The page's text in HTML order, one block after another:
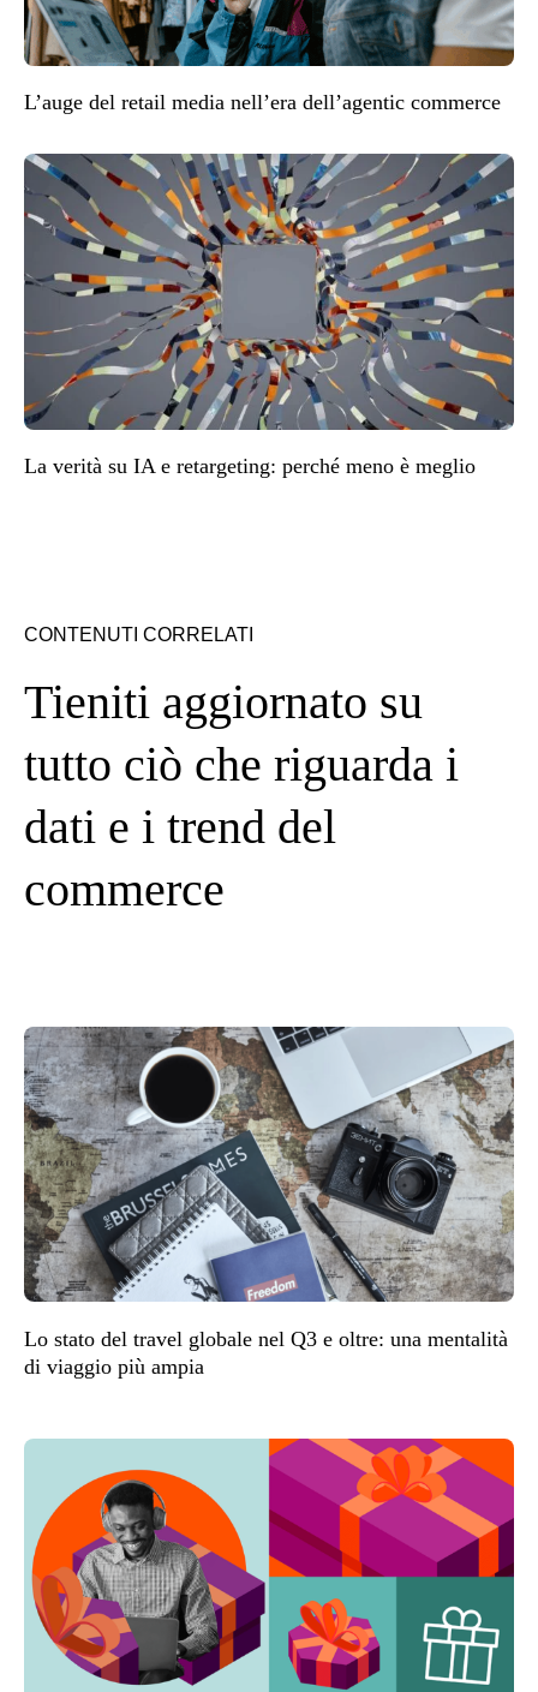
L’auge del retail media nell’era dell’agentic commerce
La verità su IA e retargeting: perché meno è meglio
CONTENUTI CORRELATI
Tieniti aggiornato su
tutto ciò che riguarda i
dati e i trend del
commerce
Lo stato del travel globale nel Q3 e oltre: una mentalità
di viaggio più ampia